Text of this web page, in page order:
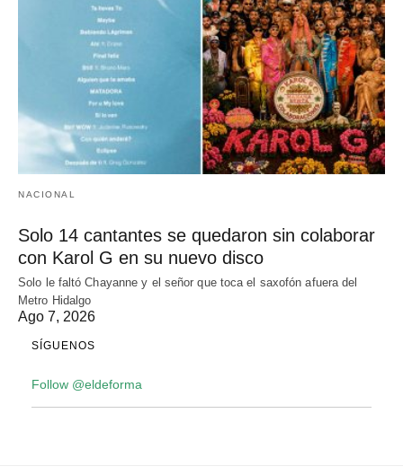
NACIONAL
Solo 14 cantantes se quedaron sin colaborar
con Karol G en su nuevo disco
Solo le faltó Chayanne y el señor que toca el saxofón afuera del
Metro Hidalgo
Ago 7, 2026
SÍGUENOS
Follow @eldeforma